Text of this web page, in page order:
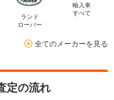
ランド
ローバー
輸入車
すべて
全てのメーカーを見る
定の流れ